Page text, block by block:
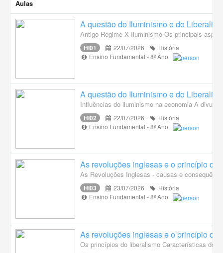
Aulas
A questão do Iluminismo e do
Antigo Regime X Iluminismo Os principais
HI01 22/07/2026
História
Ensino Fundamental - 8º Ano
A questão do Iluminismo e do
Influências do iluminismo na economia A
HI02 22/07/2026
História
Ensino Fundamental - 8º Ano
As revoluções inglesas e o princípio do
As Revoluções Inglesas - causas e
HI03 23/07/2026
História
Ensino Fundamental - 8º Ano
As revoluções inglesas e o princípio do
Os princípios do liberalismo Características do